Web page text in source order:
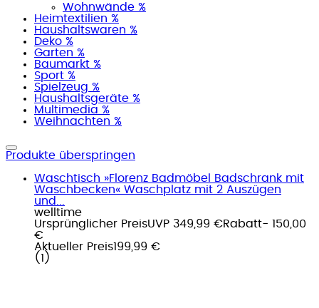
Wohnwände %
Heimtextilien %
Haushaltswaren %
Deko %
Garten %
Baumarkt %
Sport %
Spielzeug %
Haushaltsgeräte %
Multimedia %
Weihnachten %
Produkte überspringen
Waschtisch »Florenz Badmöbel Badschrank mit
Waschbecken« Waschplatz mit 2 Auszügen
und...
welltime
Ursprünglicher PreisUVP 349,99 €Rabatt- 150,00
€
Aktueller Preis199,99 €
( 1 )